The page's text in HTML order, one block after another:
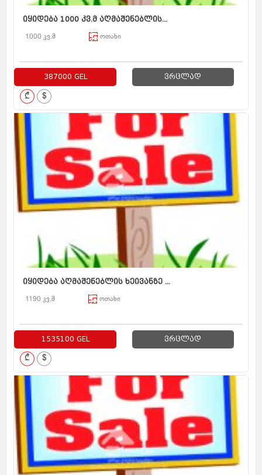
იყიდება 1000 კვ.მ აღმაშენებლის...
1000 კვ.მ ოთახი
387000 GEL ვრცლად
₾ $
იყიდება აღმაშენებლის ხეივანზე ...
1190 კვ.მ ოთახი
1535100 GEL ვრცლად
₾ $